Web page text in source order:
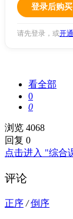
登录后购买
请先登录，或开
看全部
0
0
浏览 4068
回复 0
点击进入 "综合
评论
正序 / 倒序